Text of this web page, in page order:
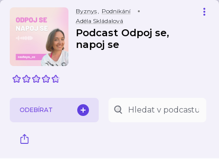
Byznys, Podnikání
Adéla Skládalová
Podcast Odpoj se,
napoj se
ODEBÍRAT